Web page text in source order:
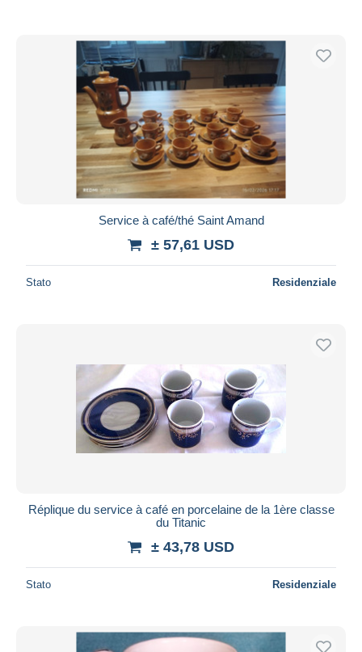
Service à café/thé Saint Amand
± 57,61 USD
Stato Residenziale
Réplique du service à café en porcelaine de la 1ère classe
du Titanic
± 43,78 USD
Stato Residenziale